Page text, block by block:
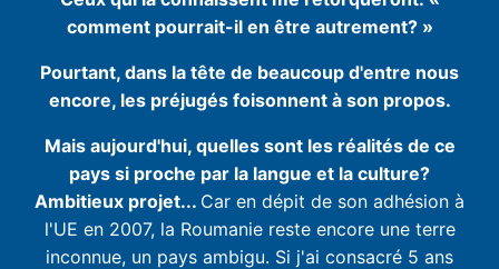
comment pourrait-il en être autrement? »
Pourtant, dans la tête de beaucoup d'entre nous
encore, les préjugés foisonnent à son propos.
Mais aujourd'hui, quelles sont les réalités de ce
pays si proche par la langue et la culture?
Ambitieux projet... Car en dépit de son adhésion à
l'UE en 2007, la Roumanie reste encore une terre
inconnue, un pays ambigu. Si j'ai consacré 5 ans